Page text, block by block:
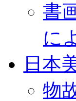
書
に
日本
物